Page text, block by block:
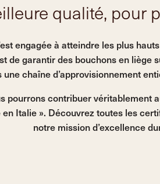
Conseils
qualité, pour
engagée à atteindre les plus
de garantir des bouchons en liège
une chaîne d’approvisionnement
pourrons contribuer
Italie ». Découvrez toutes les
notre mission d’excellence